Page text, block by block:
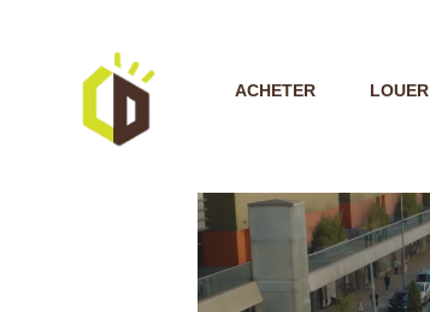
ACHETER LOUER